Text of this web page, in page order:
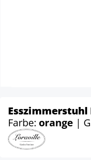
Farbe: orange |